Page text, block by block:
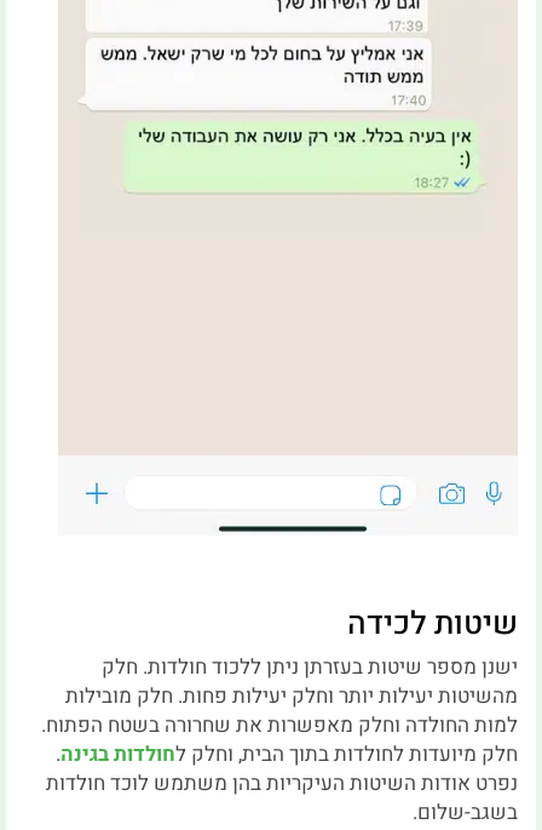
שיטות לכידה
ישנן מספר שיטות בעזרתן ניתן ללכוד חולדות. חלק
מהשיטות יעילות יותר וחלק יעילות פחות. חלק מובילות
למות החולדה וחלק מאפשרות את שחרורה בשטח הפתוח.
חלק מיועדות לחולדות בתוך הבית, וחלק לחולדות בגינה.
נפרט אודות השיטות העיקריות בהן משתמש לוכד חולדות
בשגב-שלום.